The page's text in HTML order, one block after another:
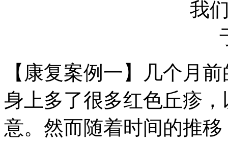
【康复案例一】几个月
身上多了很多红色丘疹
意。然而随着时间的推